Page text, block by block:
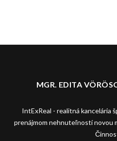
MGR. EDITA
IntExReal - realitná kancelária
prenájmom nehnuteľností novou